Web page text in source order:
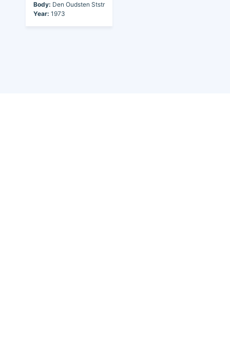
Body: Den Oudsten Ststr
Year: 1973